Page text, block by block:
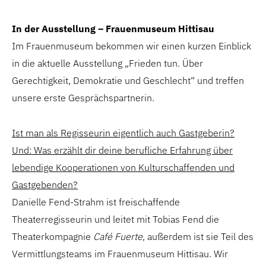
In der Ausstellung – Frauenmuseum Hittisau
Im Frauenmuseum bekommen wir einen kurzen Einblick
in die aktuelle Ausstellung „Frieden tun. Über
Gerechtigkeit, Demokratie und Geschlecht“ und treffen
unsere erste Gesprächspartnerin.
Ist man als Regisseurin eigentlich auch Gastgeberin?
Und: Was erzählt dir deine berufliche Erfahrung über
lebendige Kooperationen von Kulturschaffenden und
Gastgebenden?
Danielle Fend-Strahm ist freischaffende
Theaterregisseurin und leitet mit Tobias Fend die
Theaterkompagnie Café Fuerte, außerdem ist sie Teil des
Vermittlungsteams im Frauenmuseum Hittisau. Wir